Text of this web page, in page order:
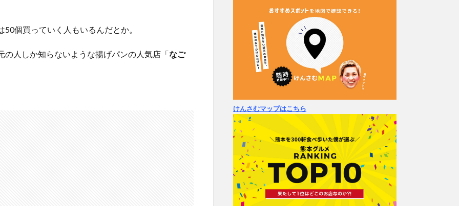
個買っていく人もいるんだとか。
人しか知らないような揚げパンの人気店「なご
けんさむマップはこちら